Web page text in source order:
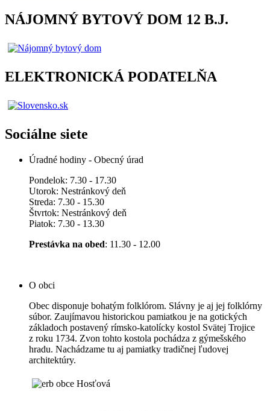
NÁJOMNÝ BYTOVÝ DOM 12 B.J.
ELEKTRONICKÁ PODATELŇA
Sociálne siete
Úradné hodiny - Obecný úrad
Pondelok: 7.30 - 17.30
Utorok: Nestránkový deň
Streda: 7.30 - 15.30
Štvrtok: Nestránkový deň
Piatok: 7.30 - 13.30
Prestávka na obed: 11.30 - 12.00
O obci
Obec disponuje bohatým folklórom. Slávny je aj jej folklórny
súbor. Zaujímavou historickou pamiatkou je na gotických
základoch postavený rímsko-katolícky kostol Svätej Trojice
z roku 1734. Zvon tohto kostola pochádza z gýmešského
hradu. Nachádzame tu aj pamiatky tradičnej ľudovej
architektúry.